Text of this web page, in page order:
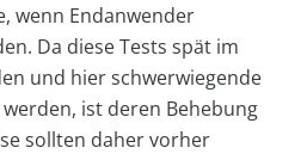
wenn Endanwender
Da diese Tests spät im
und hier schwerwiegende
ist deren Behebung
sollten daher vorher